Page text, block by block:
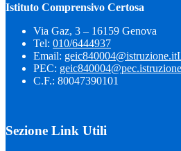
Istituto Comprensivo Certosa
Via Gaz, 3 – 16159 Genova
Tel: 010/6444937
Email: geic840004@istruzione.it
PEC:
C.F.: 80047390101
Sezione Link Utili